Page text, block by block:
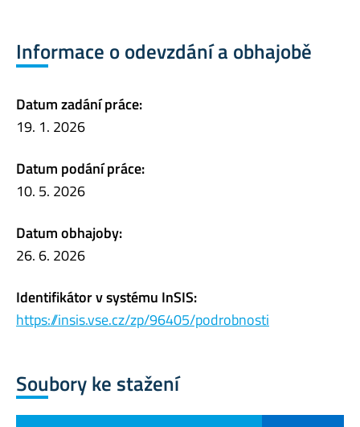
Informace o odevzdání a obhajobě
Datum zadání práce:
19. 1. 2026
Datum podání práce:
10. 5. 2026
Datum obhajoby:
26. 6. 2026
Identifikátor v systému InSIS:
https://insis.vse.cz/zp/96405/podrobnosti
Soubory ke stažení